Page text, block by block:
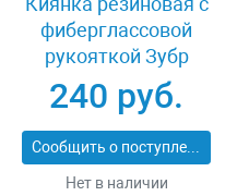
фиберглассовой
рукояткой Зубр
ЭКСПЕРТ 2053-
60_z01
240 руб.
Сообщить о поступлении
Нет в наличии